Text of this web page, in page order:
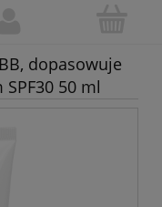
dopasowuje
50 ml